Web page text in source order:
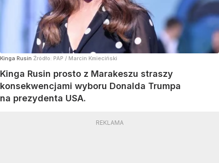
Kinga Rusin Źródło: PAP / Marcin Kmieciński
Kinga Rusin prosto z Marakeszu straszy
konsekwencjami wyboru Donalda Trumpa
na prezydenta USA.